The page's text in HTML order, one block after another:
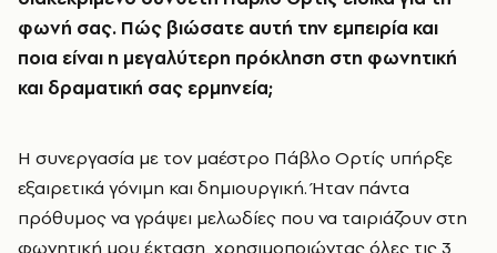
φωνή σας. Πώς βιώσατε αυτή την εμπειρία και
ποια είναι η μεγαλύτερη πρόκληση στη φωνητική
και δραματική σας ερμηνεία;
Η συνεργασία με τον μαέστρο Πάβλο Ορτίς υπήρξε
εξαιρετικά γόνιμη και δημιουργική. Ήταν πάντα
πρόθυμος να γράψει μελωδίες που να ταιριάζουν στη
φωνητική μου έκταση, χρησιμοποιώντας όλες τις 3